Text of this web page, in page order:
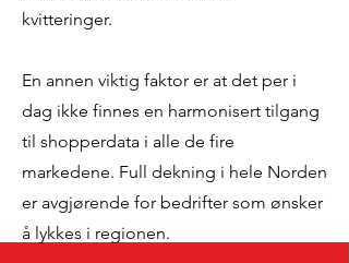
kvitteringer.
En annen viktig faktor er at det per i
dag ikke finnes en harmonisert tilgang
til shopperdata i alle de fire
markedene. Full dekning i hele Norden
er avgjørende for bedrifter som ønsker
å lykkes i regionen.